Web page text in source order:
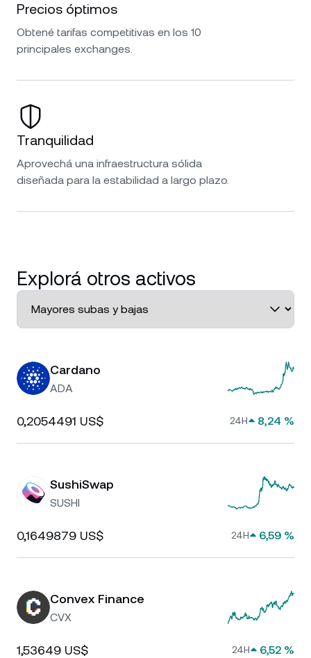
Precios óptimos
Obtené tarifas competitivas en los 10
principales exchanges.
Tranquilidad
Aprovechá una infraestructura sólida
diseñada para la estabilidad a largo plazo.
Explorá otros activos
Cardano
ADA
0,2054491 US$ 24H 8,24 %
SushiSwap
SUSHI
0,1649879 US$ 24H 6,59 %
Convex Finance
CVX
1,53649 US$ 24H 6,52 %